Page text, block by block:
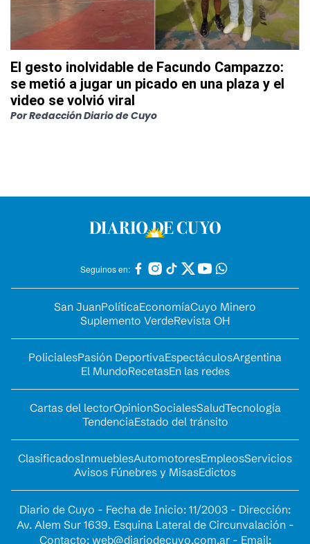
El gesto inolvidable de Facundo Campazzo:
se metió a jugar un picado en una plaza y el
video se volvió viral
PorRedacción Diario de Cuyo
Seguinos en:
San JuanPolíticaEconomíaCuyo Minero
Suplemento VerdeRevista OH
PolicialesPasión DeportivaEspectáculosArgentina
El MundoRecetasEn las redes
Cartas del lectorOpinionSocialesSaludTecnología
TendenciaEstado del tránsito
ClasificadosInmueblesAutomotoresEmpleosServicios
Avisos Fúnebres y MisasEdictos
Diario de Cuyo - Fecha de Inicio: 11/2003 - Dirección:
Av. Alem Sur 1639. Esquina Lateral de Circunvalación -
Contacto: web@diariodecuyo.com.ar- Email: